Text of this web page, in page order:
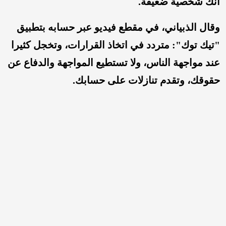
وقال الذبياني، في مقطع فيديو عبر حسابه بتطبيق
"تيك توك": متردد في اتخاذ القرارات، وتخجل كثيرا
عند مواجهة الناس، ولا تستطيع المواجهة والدفاع عن
حقوقك، وتقدم تنازلات على حسابك.